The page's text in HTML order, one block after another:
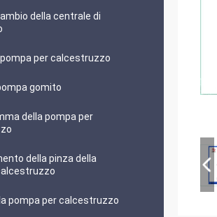
della centrale di
per calcestruzzo
gomito
della pompa per
della pinza della
pompa per calcestruzzo